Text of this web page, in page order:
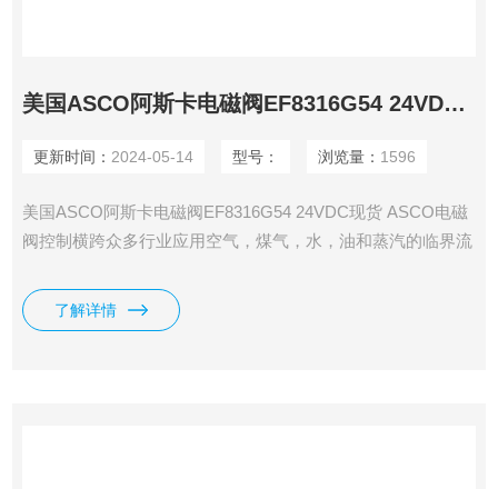
美国ASCO阿斯卡电磁阀EF8316G54 24VDC现货
更新时间： 2024-05-14 型号： 浏览量： 1596
美国ASCO阿斯卡电磁阀EF8316G54 24VDC现货 ASCO电磁
阀控制横跨众多行业应用空气，煤气，水，油和蒸汽的临界流
了解详情